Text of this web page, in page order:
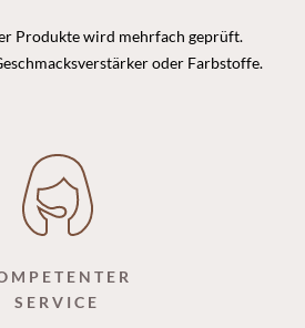
Produkte wird mehrfach geprüft.
oder Farbstoffe.
SERVICE